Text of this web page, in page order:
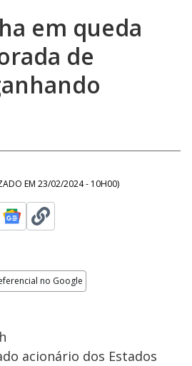
em queda
de
EM 23/02/2024 - 10H00)
no Google
acionário dos Estados